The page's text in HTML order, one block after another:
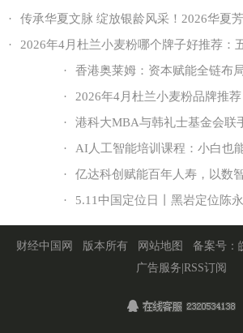
·
传承华夏文脉 绽放银龄风采！2026华夏
·
2026年4月杜兰小麦粉哪个牌子好推荐：
·
香港奥莱姆：资本赋能全链布
·
2026年4月杜兰小麦粉品牌推
·
港科大MBA与韩礼士基金会联
·
AI人工智能培训课程：小白也
·
亿达科创赋能百年人寿，以数
·
5.11中国定位日丨黑岩定位陈
财经中国网 版本所有 网站地图 备案号：
广告服务 RSS订阅